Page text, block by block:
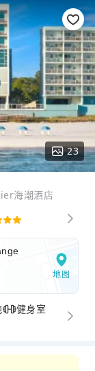
23
海潮酒店
地图
健身室